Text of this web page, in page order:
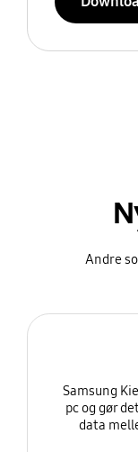
Andre
Samsung
pc og gør
data